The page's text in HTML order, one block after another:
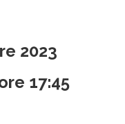
2023
17:45